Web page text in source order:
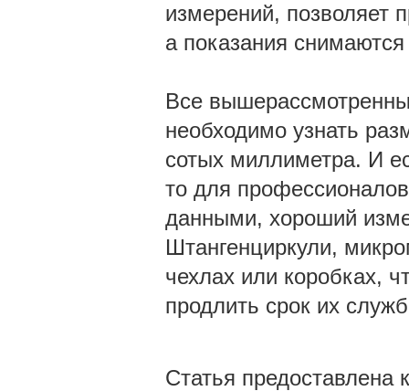
измерений, позволяет
а показания
Все
необходимо узнать
сотых миллиметра. И
то для
данными, хороший
Штангенциркули,
чехлах или коробках,
продлить срок их
Статья предоставлена